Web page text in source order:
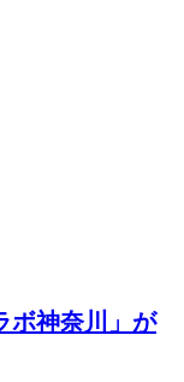
ボ神奈川」が